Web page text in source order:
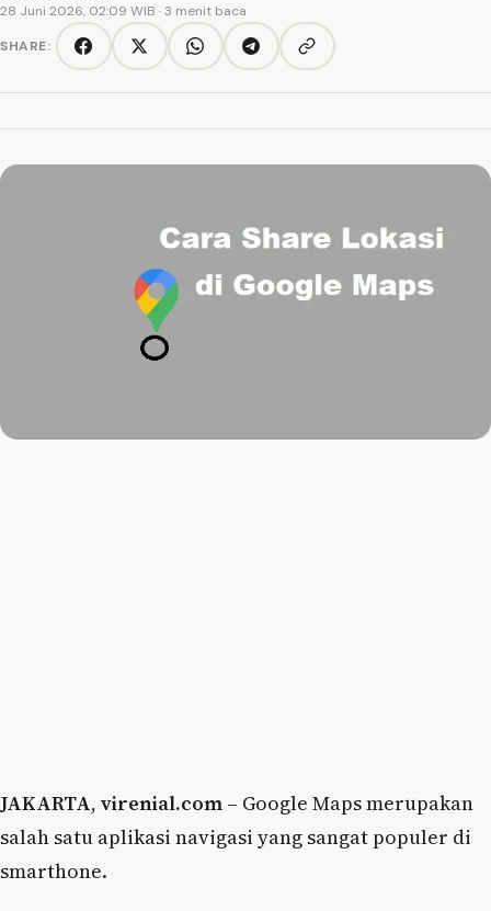
28 Juni 2026, 02:09 WIB · 3 menit baca
SHARE:
FacebookTwitter/XWhatsAppTelegramCopy link
JAKARTA, virenial.com – Google Maps merupakan
salah satu aplikasi navigasi yang sangat populer di
smarthone.